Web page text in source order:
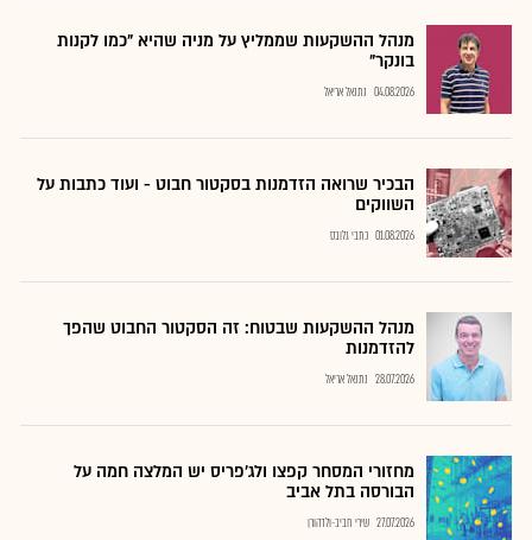
מנהל ההשקעות שממליץ על מניה שהיא "כמו לקנות
בונקר"
04.08.2026 נתנאל אריאל
הבכיר שרואה הזדמנות בסקטור חבוט - ועוד כתבות על
השווקים
01.08.2026 כתבי גלובס
מנהל ההשקעות שבטוח: זה הסקטור החבוט שהפך
להזדמנות
28.07.2026 נתנאל אריאל
מחזורי המסחר קפצו ולג'פריס יש המלצה חמה על
הבורסה בתל אביב
27.07.2026 שירי חביב-ולדהורן